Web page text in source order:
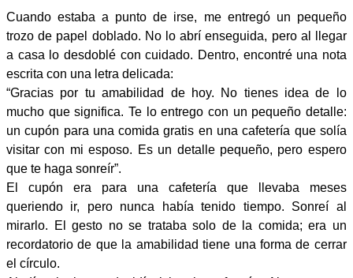
Cuando estaba a punto de irse, me entregó un pequeño
trozo de papel doblado. No lo abrí enseguida, pero al llegar
a casa lo desdoblé con cuidado. Dentro, encontré una nota
escrita con una letra delicada:
“Gracias por tu amabilidad de hoy. No tienes idea de lo
mucho que significa. Te lo entrego con un pequeño detalle:
un cupón para una comida gratis en una cafetería que solía
visitar con mi esposo. Es un detalle pequeño, pero espero
que te haga sonreír”.
El cupón era para una cafetería que llevaba meses
queriendo ir, pero nunca había tenido tiempo. Sonreí al
mirarlo. El gesto no se trataba solo de la comida; era un
recordatorio de que la amabilidad tiene una forma de cerrar
el círculo.